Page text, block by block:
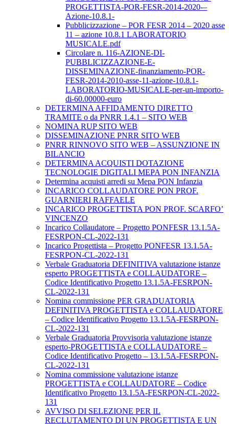
PROGETTISTA-POR-FESR-2014-2020-–
Azione-10.8.1-
Pubblicizzazione – POR FESR 2014 – 2020 asse
11 – azione 10.8.1 LABORATORIO
MUSICALE.pdf
Circolare n. 116-AZIONE-DI-
PUBBLICIZZAZIONE-E-
DISSEMINAZIONE-finanziamento-POR-
FESR-2014-2010-asse-11-azione-10.8.1-
LABORATORIO-MUSICALE-per-un-importo-
di-60.00000-euro
DETERMINA AFFIDAMENTO DIRETTO
TRAMITE o da PNRR 1.4.1 – SITO WEB
NOMINA RUP SITO WEB
DISSEMINAZIONE PNRR SITO WEB
PNRR RINNOVO SITO WEB – ASSUNZIONE IN
BILANCIO
DETERMINA ACQUISTI DOTAZIONE
TECNOLOGIE DIGITALI MEPA PON INFANZIA
Determina acquisti arredi su Mepa PON Infanzia
INCARICO COLLAUDATORE PON PROF.
GUARNIERI RAFFAELE
INCARICO PROGETTISTA PON PROF. SCARFO’
VINCENZO
Incarico Collaudatore – Progetto PONFESR 13.1.5A-
FESRPON-CL-2022-131
Incarico Progettista – Progetto PONFESR 13.1.5A-
FESRPON-CL-2022-131
Verbale Graduatoria DEFINITIVA valutazione istanze
esperto PROGETTISTA e COLLAUDATORE –
Codice Identificativo Progetto 13.1.5A-FESRPON-
CL-2022-131
Nomina commissione PER GRADUATORIA
DEFINITIVA PROGETTISTA e COLLAUDATORE
– Codice Identificativo Progetto 13.1.5A-FESRPON-
CL-2022-131
Verbale Graduatoria Provvisoria valutazione istanze
esperto-PROGETTISTA e COLLAUDATORE –
Codice Identificativo Progetto – 13.1.5A-FESRPON-
CL-2022-131
Nomina commissione valutazione istanze
PROGETTISTA e COLLAUDATORE – Codice
Identificativo Progetto 13.1.5A-FESRPON-CL-2022-
131
AVVISO DI SELEZIONE PER IL
RECLUTAMENTO DI UN PROGETTISTA E UN